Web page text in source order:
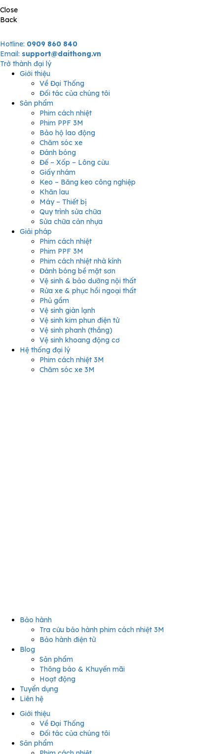
Close
Back
Hotline: 0909 860 840
Email: support@daithong.vn
Trở thành đại lý
Giới thiệu
Về Đại Thống
Đối tác của chúng tôi
Sản phẩm
Phim cách nhiệt
Phim PPF 3M
Bảo hộ lao động
Chăm sóc xe
Đánh bóng
Đế – Xốp – Lông cừu
Giấy nhám
Keo – Băng keo công nghiệp
Khăn lau
Máy – Thiết bị
Quy trình sửa chữa
Sửa chữa cản nhựa
Giải pháp
Phim cách nhiệt
Phim PPF 3M
Phim cách nhiệt nhà kính
Đánh bóng bề mặt sơn
Vệ sinh & bảo dưỡng nội thất
Rửa xe & phục hồi ngoại thất
Phủ gầm
Vệ sinh giàn lạnh
Vệ sinh kim phun điện tử
Vệ sinh phanh (thắng)
Vệ sinh khoang động cơ
Hệ thống đại lý
Phim cách nhiệt 3M
Chăm sóc xe 3M
Bảo hành
Tra cứu bảo hành phim cách nhiệt 3M
Bảo hành điện tử
Blog
Sản phẩm
Thông báo & Khuyến mãi
Hoạt động
Tuyển dụng
Liên hệ
Giới thiệu
Về Đại Thống
Đối tác của chúng tôi
Sản phẩm